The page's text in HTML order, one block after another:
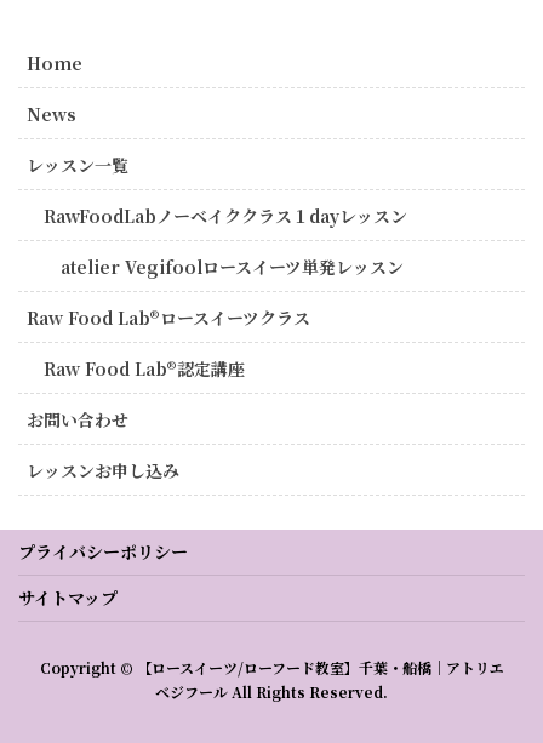
Home
News
レッスン一覧
RawFoodLabノーベイククラス１dayレッスン
atelier Vegifoolロースイーツ単発レッスン
Raw Food Lab®︎ロースイーツクラス
Raw Food Lab®︎認定講座
お問い合わせ
レッスンお申し込み
プライバシーポリシー
サイトマップ
Copyright © 【ロースイーツ/ローフード教室】千葉・船橋｜アトリエ
ベジフール All Rights Reserved.